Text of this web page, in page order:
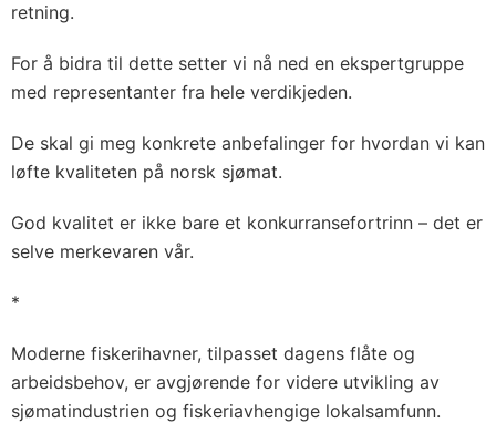
retning.
For å bidra til dette setter vi nå ned en ekspertgruppe
med representanter fra hele verdikjeden.
De skal gi meg konkrete anbefalinger for hvordan vi kan
løfte kvaliteten på norsk sjømat.
God kvalitet er ikke bare et konkurransefortrinn – det er
selve merkevaren vår.
*
Moderne fiskerihavner, tilpasset dagens flåte og
arbeidsbehov, er avgjørende for videre utvikling av
sjømatindustrien og fiskeriavhengige lokalsamfunn.